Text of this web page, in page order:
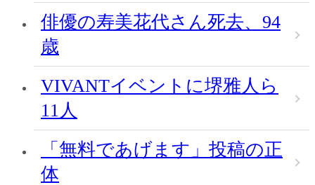
俳優の寿美花代さん死去、94
歳
VIVANTイベントに堺雅人ら
11人
「無料であげます」投稿の正
体